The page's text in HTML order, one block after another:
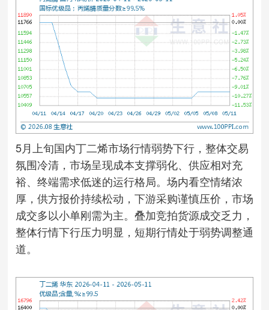
5月上旬国内丁二烯市场行情弱势下行，整体交易
氛围冷清，市场呈现成本支撑弱化、供应相对充
裕、终端需求低迷的运行格局。场内看空情绪浓
厚，供方报价持续松动，下游采购谨慎压价，市场
成交多以小单刚需为主。叠加竞拍货源成交乏力，
整体行情下行压力明显，短期行情处于弱势调整通
道。